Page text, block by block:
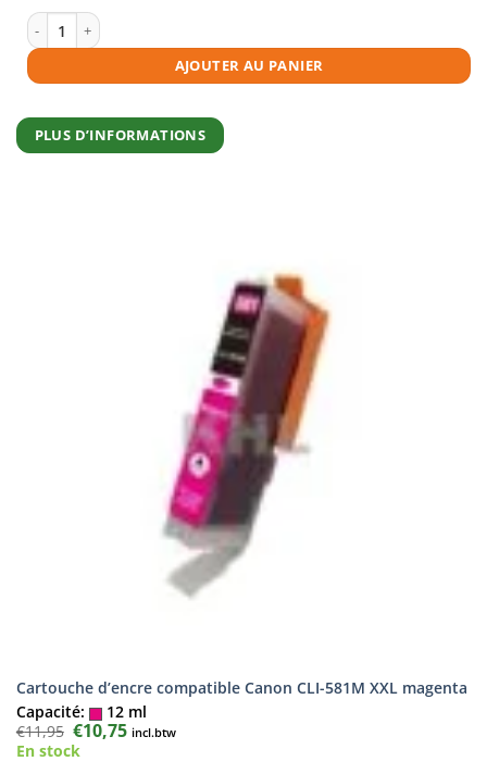
€11,95.
quantité de Cartouche d'encre compatible Canon CLI-581PB XXL
AJOUTER AU PANIER
PLUS D’INFORMATIONS
Cartouche d’encre compatible Canon CLI-581M XXL magenta
Capacité:
12 ml
€11,95 Le
prix
initial
€10,75Le
prix
incl.btw
En stock